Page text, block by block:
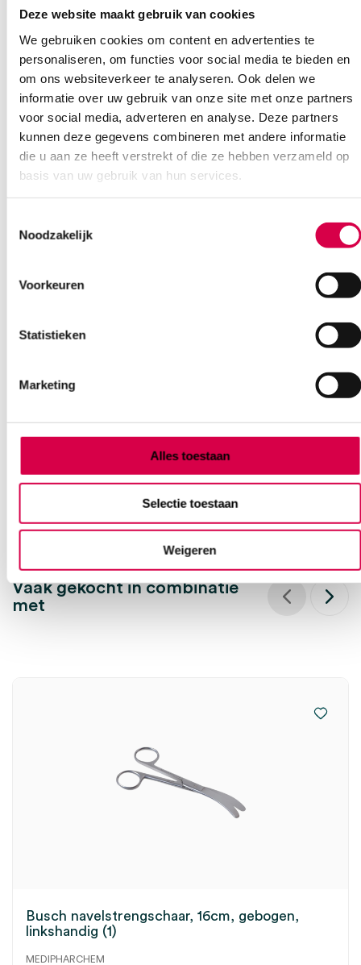
Deze website maakt gebruik van cookies
We gebruiken cookies om content en advertenties te
personaliseren, om functies voor social media te bieden en
om ons websiteverkeer te analyseren. Ook delen we
informatie over uw gebruik van onze site met onze partners
voor social media, adverteren en analyse. Deze partners
kunnen deze gegevens combineren met andere informatie
die u aan ze heeft verstrekt of die ze hebben verzameld op
basis van uw gebruik van hun services.
Noodzakelijk
Voorkeuren
Statistieken
Marketing
Alles toestaan
Selectie toestaan
Weigeren
Ook interessant
MEDIPHARCHEM
3 tot 5 werkdagen
65.85incl. BTW
Vaak gekocht in combinatie
met
Busch navelstrengschaar, 16cm, gebogen,
linkshandig (1)
MEDIPHARCHEM